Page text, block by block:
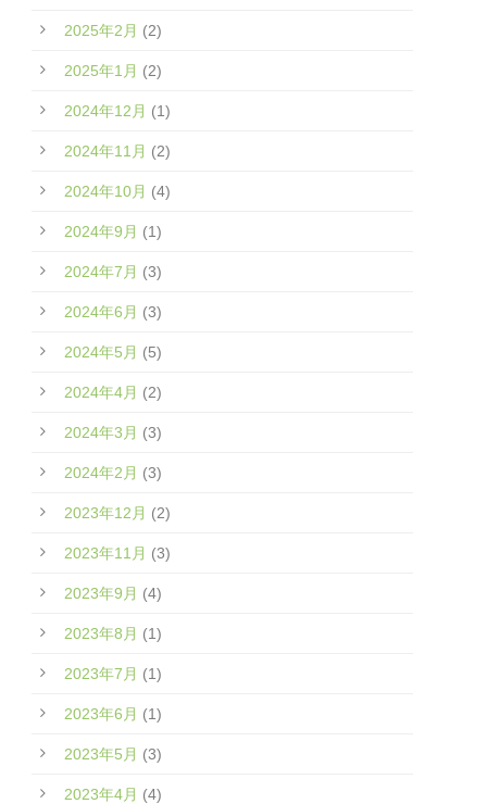
2025年2月 (2)
2025年1月 (2)
2024年12月 (1)
2024年11月 (2)
2024年10月 (4)
2024年9月 (1)
2024年7月 (3)
2024年6月 (3)
2024年5月 (5)
2024年4月 (2)
2024年3月 (3)
2024年2月 (3)
2023年12月 (2)
2023年11月 (3)
2023年9月 (4)
2023年8月 (1)
2023年7月 (1)
2023年6月 (1)
2023年5月 (3)
2023年4月 (4)